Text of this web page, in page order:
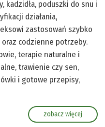
kadzidła, poduszki do snu i
działania,
zastosowań szybko
codzienne potrzeby.
terapie naturalne i
trawienie czy sen,
i gotowe przepisy,
zobacz więcej